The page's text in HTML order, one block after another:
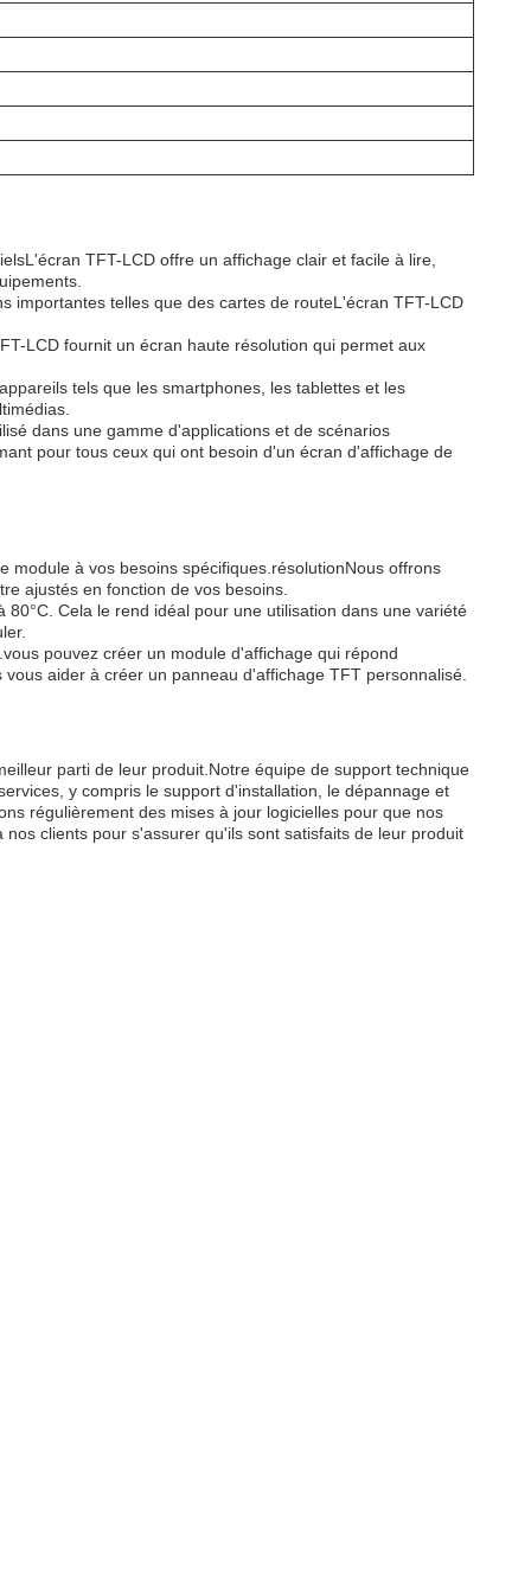
TFT-LCD offre un affichage clair et facile à lire,
importantes telles que des cartes de routeL'écran TFT-LCD
LCD fournit un écran haute résolution qui permet aux
tels que les smartphones, les tablettes et les
dans une gamme d'applications et de scénarios
pour tous ceux qui ont besoin d'un écran d'affichage de
à vos besoins spécifiques.résolutionNous offrons
ajustés en fonction de vos besoins.
Cela le rend idéal pour une utilisation dans une variété
pouvez créer un module d'affichage qui répond
aider à créer un panneau d'affichage TFT personnalisé.
parti de leur produit.Notre équipe de support technique
y compris le support d'installation, le dépannage et
régulièrement des mises à jour logicielles pour que nos
clients pour s'assurer qu'ils sont satisfaits de leur produit